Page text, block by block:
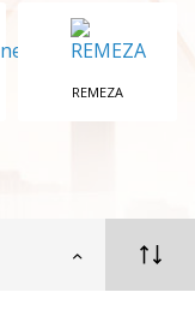
REMEZA